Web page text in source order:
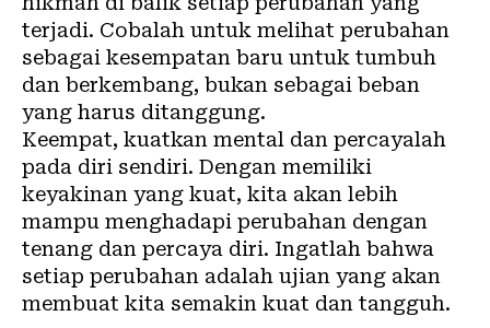
terjadi. Cobalah untuk melihat perubahan
sebagai kesempatan baru untuk tumbuh
dan berkembang, bukan sebagai beban
yang harus ditanggung.
Keempat, kuatkan mental dan percayalah
pada diri sendiri. Dengan memiliki
keyakinan yang kuat, kita akan lebih
mampu menghadapi perubahan dengan
tenang dan percaya diri. Ingatlah bahwa
setiap perubahan adalah ujian yang akan
membuat kita semakin kuat dan tangguh.